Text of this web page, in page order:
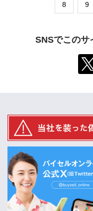
​8 ​9
SNSでこのサ